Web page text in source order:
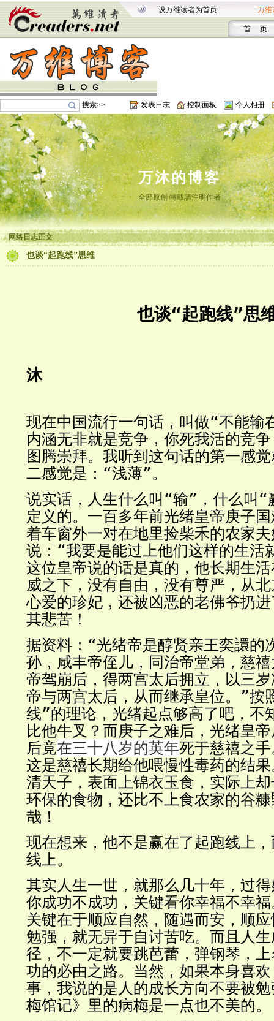
设万维读者为首页 万维
首 页
搜索>> 发表日志 控制面板 个人相册
万沐的博客
全部原創 轉載請注明作者
网络日志正文
也谈“起跑线”思维
也谈“起跑线”思
沐
现在中国流行一句话，叫做“不能输
内涵无非就是竞争，你死我活的竞
图腾崇拜。我听到这句话的第一感
二感觉是：“浅薄”。
说实话，人生什么叫“输”，什么叫“
定义的。一百多年前光绪皇帝庚子
着车窗外一对在地里捡柴禾的农家
说：“我要是能过上他们这样的生活
这位皇帝说的话是真的，他长期生
威之下，没有自由，没有尊严，从
心爱的珍妃，还被凶恶的老佛爷扔
其悲苦！
据资料：“光绪帝是醇贤亲王奕譞的
孙，咸丰帝侄儿，同治帝堂弟，慈
帝驾崩后，得两宫太后拥立，以三
帝与两宫太后，从而继承皇位。”按
线”的理论，光绪起点够高了吧，不
比他牛叉？而庚子之难后，光绪皇
后竟在三十八岁的英年死于慈禧之
这是慈禧长期给他喂慢性毒药的结
清天子，表面上锦衣玉食，实际上
环保的食物，还比不上食农家的谷
哉！
现在想来，他不是赢在了起跑线上
线上。
其实人生一世，就那么几十年，过
你成功不成功，关键看你幸福不幸
关键在于顺应自然，随遇而安，顺
勉强，就无异于自讨苦吃。而且人
径，不一定就要跳芭蕾，弹钢琴，
功的必由之路。当然，如果本身喜
事，我说的是人的成长方向不要被
梅馆记》里的病梅是一点也不美的。